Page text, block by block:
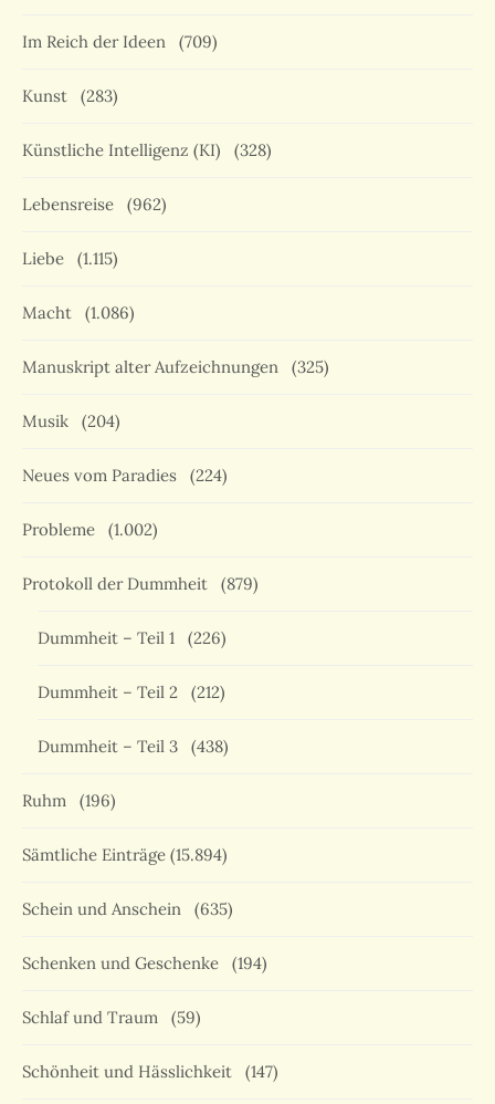
Im Reich der Ideen (709)
Kunst (283)
Künstliche Intelligenz (KI) (328)
Lebensreise (962)
Liebe (1.115)
Macht (1.086)
Manuskript alter Aufzeichnungen (325)
Musik (204)
Neues vom Paradies (224)
Probleme (1.002)
Protokoll der Dummheit (879)
Dummheit – Teil 1 (226)
Dummheit – Teil 2 (212)
Dummheit – Teil 3 (438)
Ruhm (196)
Sämtliche Einträge (15.894)
Schein und Anschein (635)
Schenken und Geschenke (194)
Schlaf und Traum (59)
Schönheit und Hässlichkeit (147)